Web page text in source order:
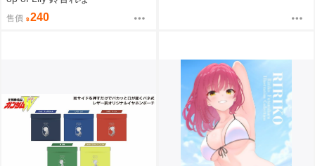
售價 240